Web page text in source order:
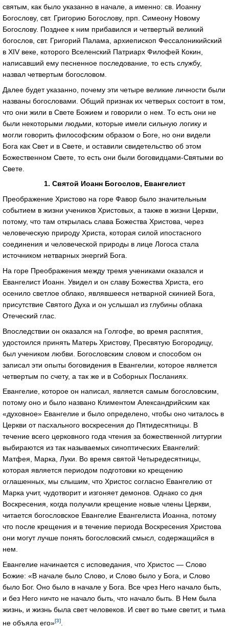
святым, как было указанно в начале, а именно: св. Иоанну
Богослову, свт. Григорию Богослову, прп. Симеону Новому
Богослову. Позднее к ним прибавился и четвертый великий
богослов, свт. Григорий Палама, архиепископ Фессалоникийский
в XIV веке, которого Вселенский Патриарх Филофей Кокин,
написавший ему песненное последование, то есть службу,
назвал четвертым богословом.
Далее будет указанно, почему эти четыре великие личности были
названы богословами. Общий признак их четверых состоит в том,
что они жили в Свете Божием и говорили о нем. То есть они не
были некоторыми людьми, которые имели сильную логику и
могли говорить философским образом о Боге, но они видели
Бога как Свет и в Свете, и оставили свидетельство об этом
Божественном Свете, то есть они были боговидцами-Святыми во
Свете.
1. Святой Иоанн Богослов, Евангелист
Преображение Христово на горе Фавор было значительным
событием в жизни учеников Христовых, а также в жизни Церкви,
потому, что там открылась слава Божества Христова, через
человеческую природу Христа, которая силой ипостасного
соединения и человеческой природы в лице Логоса стала
источником нетварных энергий Бога.
На горе Преображения между тремя учениками оказался и
Евангелист Иоанн. Увидел и он славу Божества Христа, его
осенило светлое облако, являвшееся нетварной скинией Бога,
присутствие Святого Духа и он услышал из глубины облака
Отеческий глас.
Впоследствии он оказался на Голгофе, во время распятия,
удостоился принять Матерь Христову, Пресвятую Богородицу,
был учеником любви. Богословским словом и способом он
записал эти опыты боговидения в Евангелии, которое является
четвертым по счету, а так же и в Соборных Посланиях.
Евангелие, которое он написал, является самым богословским,
потому оно и было названо Климентом Александрийским как
«духовное» Евангелие и было определено, чтобы оно читалось в
Церкви от пасхального воскресения до Пятидесятницы. В
течение всего церковного года чтения за божественной литургии
выбираются из так называемых синоптических Евангелий:
Матфея, Марка, Луки. Во время святой Четыредесятницы,
которая является периодом подготовки ко крещению
оглашенных, мы слышим, что Христос согласно Евангелию от
Марка учит, чудотворит и изгоняет демонов. Однако со дня
Воскресения, когда получили крещение новые члены Церкви,
читается богословское Евангелие Евангелиста Иоанна, потому
что после крещения и в течение периода Воскресения Христова
они могут лучше понять богословский смысл, содержащийся в
нем.
Евангелие начинается с исповедания, что Христос — Слово
Божие: «В начале было Слово, и Слово было у Бога, и Слово
было Бог. Оно было в начале у Бога. Все чрез Него начало быть,
и без Него ничто не начало быть, что начало быть. В Нем была
жизнь, и жизнь была свет человеков. И свет во тьме светит, и тьма
не объяла его»[3]